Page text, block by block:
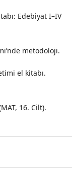
Edebiyat I–IV
metodoloji.
el kitabı.
16. Cilt).